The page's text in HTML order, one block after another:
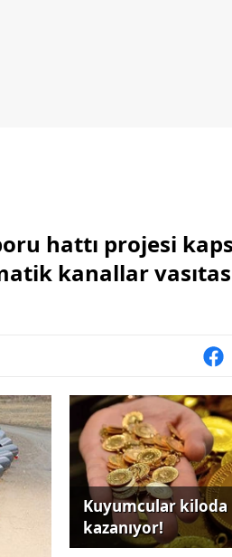
hattı projesi
kanallar
Kuyumcular kiloda
kazanıyor!